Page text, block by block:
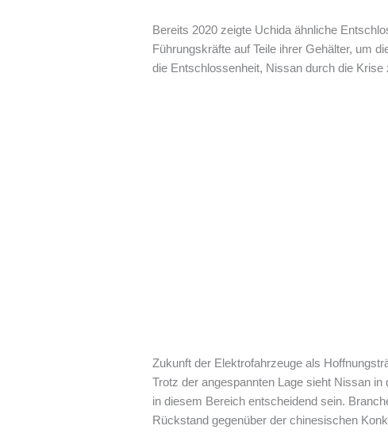
Bereits 2020 zeigte Uchida ähnliche
Führungskräfte auf Teile ihrer Gehälter, um
die Entschlossenheit, Nissan durch die Krise
Zukunft der Elektrofahrzeuge als
Trotz der angespannten Lage sieht Nissan
in diesem Bereich entscheidend sein.
Rückstand gegenüber der chinesischen